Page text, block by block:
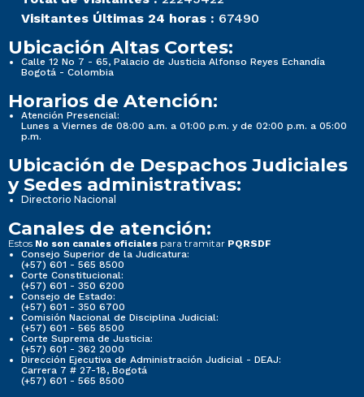
Visitantes Últimas 24 horas : 67490
Ubicación Altas Cortes:
Calle 12 No 7 - 65, Palacio de Justicia Alfonso Reyes Echandía
Bogotá - Colombia
Horarios de Atención:
Atención Presencial:
Lunes a Viernes de 08:00 a.m. a 01:00 p.m. y de 02:00 p.m. a 05:00
p.m.
Ubicación de Despachos Judiciales
y Sedes administrativas:
Directorio Nacional
Canales de atención:
Estos No son canales oficiales para tramitar PQRSDF
Consejo Superior de la Judicatura:
(+57) 601 - 565 8500
Corte Constitucional:
(+57) 601 - 350 6200
Consejo de Estado:
(+57) 601 - 350 6700
Comisión Nacional de Disciplina Judicial:
(+57) 601 - 565 8500
Corte Suprema de Justicia:
(+57) 601 - 362 2000
Dirección Ejecutiva de Administración Judicial - DEAJ:
Carrera 7 # 27-18, Bogotá
(+57) 601 - 565 8500